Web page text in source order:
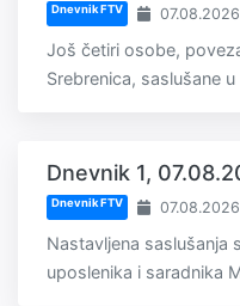
Dnevnik FTV
Još četiri osobe,
Srebrenica, saslušane
Dnevnik 1,
Dnevnik FTV
Nastavljena saslušanja
uposlenika i saradnika